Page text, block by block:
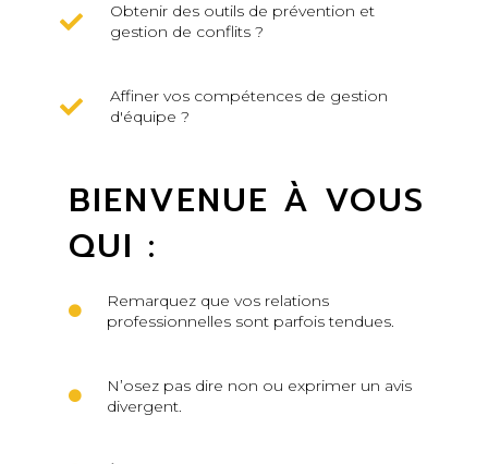
Obtenir des outils de prévention et
gestion de conflits ?
Affiner vos compétences de gestion
d'équipe ?
BIENVENUE À VOUS
QUI :
Remarquez que vos relations
professionnelles sont parfois tendues.
N’osez pas dire non ou exprimer un avis
divergent.